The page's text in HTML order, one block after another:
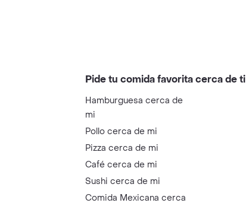
Pide tu comida favorita cerca de ti
Hamburguesa cerca de
mi
Pollo cerca de mi
Pizza cerca de mi
Café cerca de mi
Sushi cerca de mi
Comida Mexicana cerca